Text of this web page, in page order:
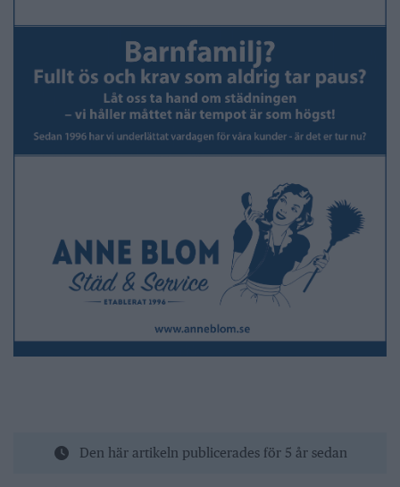
Den här artikeln publicerades för 5 år sedan